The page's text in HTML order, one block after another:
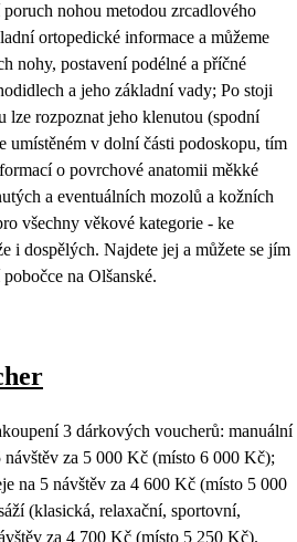
nohou metodou zrcadlového
ortopedické informace a můžeme
nohy, postavení podélné a příčné
a jeho základní vady; Po stoji
lze rozpoznat jeho klenutou (spodní
umístěném v dolní části podoskopu, tím
o povrchové anatomii měkké
a eventuálních mozolů a kožních
všechny věkové kategorie - ke
i dospělých. Najdete jej a můžete se jím
na Olšanské.
3 dárkových voucherů: manuální
návštěv za 5 000 Kč (místo 6 000 Kč);
na 5 návštěv za 4 600 Kč (místo 5 000
(klasická, relaxační, sportovní,
za 4 700 Kč (místo 5 250 Kč).